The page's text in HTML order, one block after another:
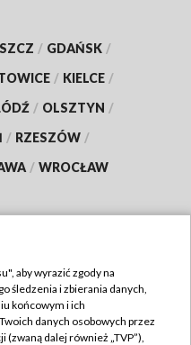
/ GDAŃSK /
/ KIELCE /
/ OLSZTYN /
/ RZESZÓW /
/ WROCŁAW
TVP
aby wyrazić zgody na
śledzenia i zbierania danych,
końcowym i ich
danych osobowych przez
(zwaną dalej również „TVP”),